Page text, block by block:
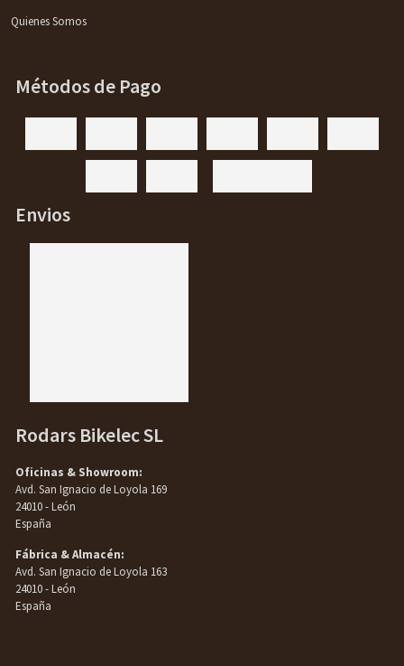
Quienes Somos
Métodos de Pago
Envios
Rodars Bikelec SL
Oficinas & Showroom:
Avd. San Ignacio de Loyola 169
24010 - León
España
Fábrica & Almacén:
Avd. San Ignacio de Loyola 163
24010 - León
España